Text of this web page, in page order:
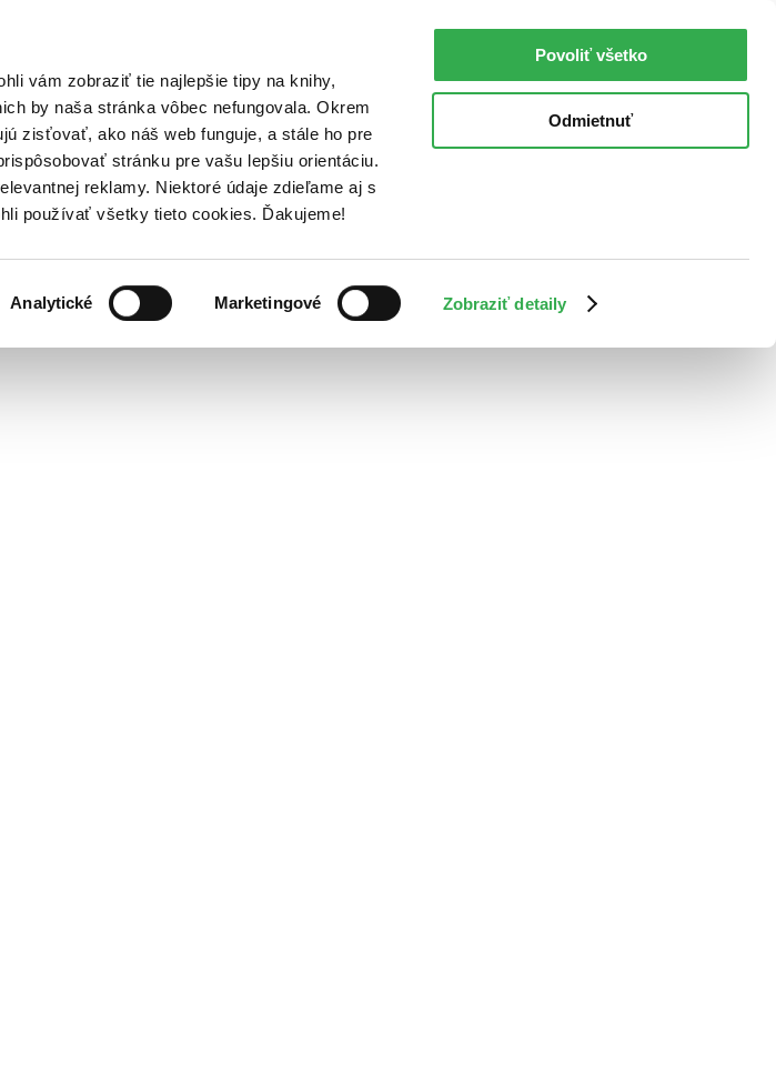
vám zobraziť tie najlepšie tipy na knihy,
by naša stránka vôbec nefungovala. Okrem
zisťovať, ako náš web funguje, a stále ho pre
stránku pre vašu lepšiu orientáciu.
reklamy. Niektoré údaje zdieľame aj s
používať všetky tieto cookies. Ďakujeme!
Analytické Marketingové Zobraziť detaily
Povoliť všetko
Odmietnuť